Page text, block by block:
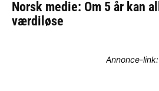
Annonce-link: